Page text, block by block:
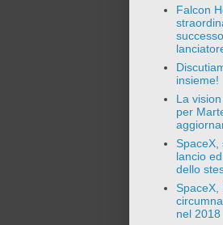
Falcon
insieme!
La
per
SpaceX,
lancio
dello
SpaceX,
nel 2018